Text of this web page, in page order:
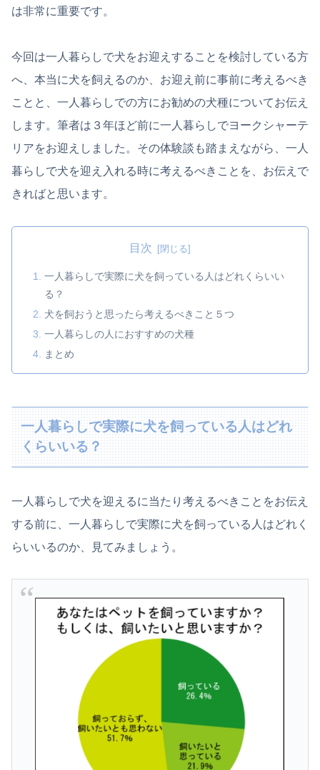
は非常に重要です。
今回は一人暮らしで犬をお迎えすることを検討している方
へ、本当に犬を飼えるのか、お迎え前に事前に考えるべき
ことと、一人暮らしでの方にお勧めの犬種についてお伝え
します。筆者は３年ほど前に一人暮らしでヨークシャーテ
リアをお迎えしました。その体験談も踏まえながら、一人
暮らしで犬を迎え入れる時に考えるべきことを、お伝えで
きればと思います。
目次
一人暮らしで実際に犬を飼っている人はどれくらいい
る？
犬を飼おうと思ったら考えるべきこと５つ
一人暮らしの人におすすめの犬種
まとめ
一人暮らしで実際に犬を飼っている人はどれ
くらいいる？
一人暮らしで犬を迎えるに当たり考えるべきことをお伝え
する前に、一人暮らしで実際に犬を飼っている人はどれく
らいいるのか、見てみましょう。